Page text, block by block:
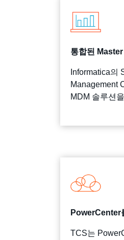
통합된
Informatica의
Management
MDM 솔루션
PowerCenter
TCS는